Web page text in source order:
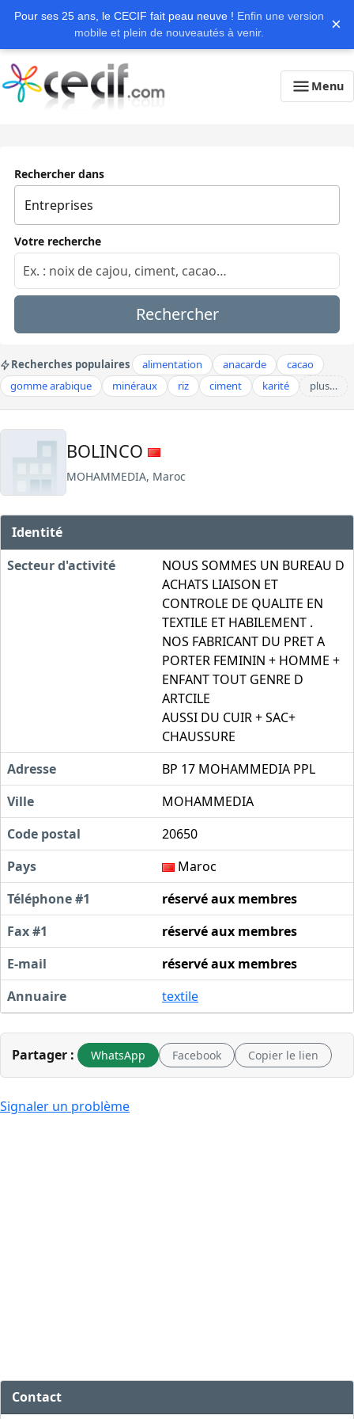
Pour ses 25 ans, le CECIF fait peau neuve ! Enfin une version
mobile et plein de nouveautés à venir.
×
Menu
Rechercher dans
Votre recherche
Rechercher
Recherches populaires alimentation anacarde
cacao
gomme arabique
minéraux riz ciment karité plus…
BOLINCO
MOHAMMEDIA, Maroc
Identité
Secteur d'activité
NOUS SOMMES UN BUREAU D
ACHATS LIAISON ET
CONTROLE DE QUALITE EN
TEXTILE ET HABILEMENT .
NOS FABRICANT DU PRET A
PORTER FEMININ + HOMME +
ENFANT TOUT GENRE D
ARTCILE
AUSSI DU CUIR + SAC+
CHAUSSURE
Adresse
BP 17 MOHAMMEDIA PPL
Ville
MOHAMMEDIA
Code postal
20650
Pays
Maroc
Téléphone #1
réservé aux membres
Fax #1
réservé aux membres
E-mail
réservé aux membres
Annuaire
textile
Partager : WhatsApp Facebook Copier le lien
Signaler un problème
Contact